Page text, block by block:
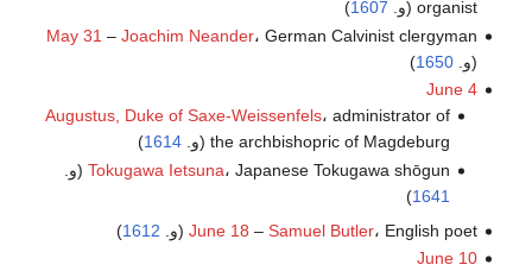
organist (و. 1607
)
May 31 – Joachim Neander، German Calvinist clergyman
(و.1650
)
June 4
Augustus, Duke of Saxe-Weissenfels، administrator of
the archbishopric of Magdeburg (و.
1614
)
Tokugawa Ietsuna، Japanese Tokugawa shōgun (و.
1641
)
June 18 – Samuel Butler، English poet (و. 1612
)
June 10